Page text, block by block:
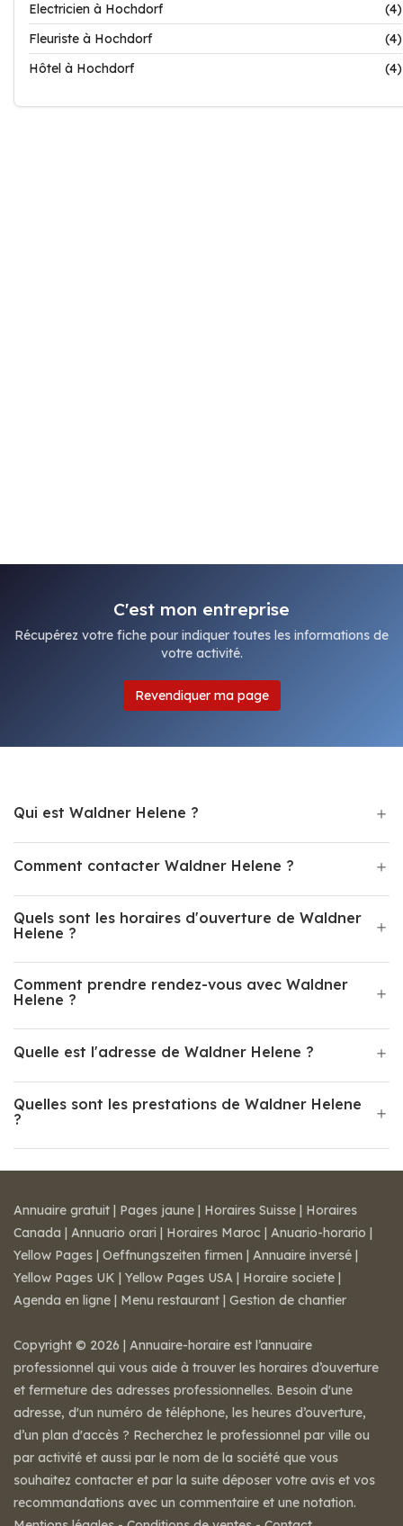
Electricien à Hochdorf
(4)
Fleuriste à Hochdorf
(4)
Hôtel à Hochdorf
(4)
C'est mon entreprise
Récupérez votre fiche pour indiquer toutes les informations de
votre activité.
Revendiquer ma page
Qui est Waldner Helene ?
Comment contacter Waldner Helene ?
Quels sont les horaires d'ouverture de Waldner
Helene ?
Comment prendre rendez-vous avec Waldner
Helene ?
Quelle est l'adresse de Waldner Helene ?
Quelles sont les prestations de Waldner Helene
?
Annuaire gratuit | Pages jaune | Horaires Suisse | Horaires
Canada | Annuario orari | Horaires Maroc | Anuario-horario |
Yellow Pages | Oeffnungszeiten firmen | Annuaire inversé |
Yellow Pages UK | Yellow Pages USA | Horaire societe |
Agenda en ligne | Menu restaurant | Gestion de chantier
Copyright © 2026 | Annuaire-horaire est l’annuaire
professionnel qui vous aide à trouver les horaires d’ouverture
et fermeture des adresses professionnelles. Besoin d'une
adresse, d'un numéro de téléphone, les heures d’ouverture,
d’un plan d'accès ? Recherchez le professionnel par ville ou
par activité et aussi par le nom de la société que vous
souhaitez contacter et par la suite déposer votre avis et vos
recommandations avec un commentaire et une notation.